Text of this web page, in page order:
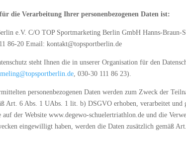
die Verarbeitung Ihrer personenbezogenen Daten ist:
e.V. C/O TOP Sportmarketing Berlin GmbH Hanns-
86-20 Email: kontakt@topsportberlin.de
steht Ihnen die in unserer Organisation für den
, 030-30 111 86 23).
personenbezogenen Daten werden zum Zweck der
Art. 6 Abs. 1 UAbs. 1 lit. b) DSGVO erhoben, verarbeitet
der Website www.degewo-schuelertriathlon.de und die
eingewilligt haben, werden die Daten zusätzlich gemäß